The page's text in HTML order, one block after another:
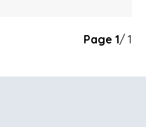
Page 1/ 1